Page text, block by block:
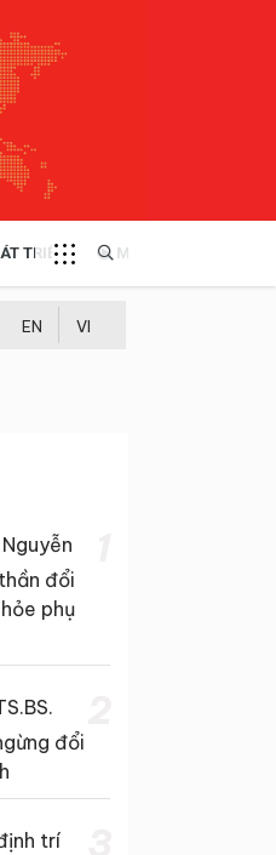
TRIỂN MULTIMEDIA
EN VI
Nguyễn
đổi
phụ
đổi
trí